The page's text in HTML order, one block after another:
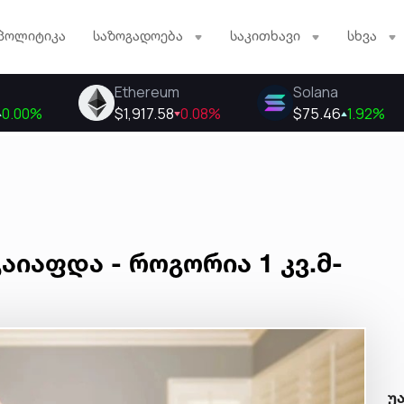
საზოგადოება საკითხავი სხვა
- როგორია 1 კვ.მ-